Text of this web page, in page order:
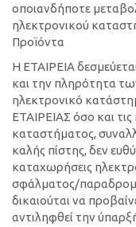
οποιανδήποτε
ηλεκτρονικού
Προϊόντα
H ΕΤΑΙΡΕΙΑ
και την πληρότητα
ηλεκτρονικό
ΕΤΑΙΡΕΙΑΣ όσο και
καταστήματος,
καλής πίστης, δεν
καταχωρήσεις
σφάλματος/
δικαιούται να
αντιληφθεί την